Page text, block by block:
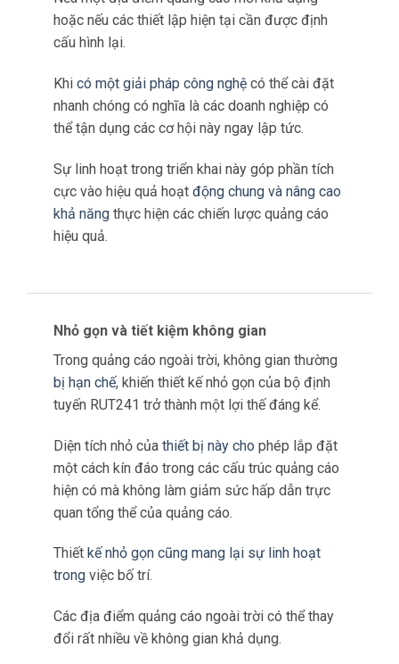
ty phản ứng nhanh chóng với các điều kiện
hoặc cơ hội thị trường thay đổi.
Nếu một địa điểm quảng cáo mới khả dụng
hoặc nếu các thiết lập hiện tại cần được định
cấu hình lại.
Khicó một giải pháp công nghệ
có thể cài đặt
nhanh chóng có nghĩa là các doanh nghiệp có
thể tận dụng các cơ hội này ngay lập tức.
Sự linh hoạt trong triển khai này góp phần tích
khả năngthực hiện các chiến lược quảng cáo
Nhỏ gọn và tiết kiệm không gian
Trong quảng cáo ngoài trời, không gian thường
bị hạn chế , khiến thiết kế nhỏ gọn của bộ định
tuyến RUT241 trở thành một lợi thế đáng kể.
Diện tích nhỏ của thiết bị này cho
một cách kín đáo trong các cấu trúc quảng cáo
hiện có mà không làm giảm sức hấp dẫn trực
Thiếtkế nhỏ gọn cũng mang lại sự linh hoạt